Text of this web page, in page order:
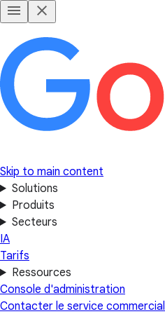
Skip to main content
Solutions
Produits
Secteurs
IA
Tarifs
Ressources
Console d'administration
Contacter le service commercial